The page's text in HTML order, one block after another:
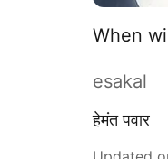
When
esakal
हेमंत पवार